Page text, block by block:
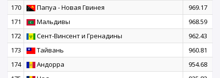
170
Папуа - Новая Гвинея
969.17
171
Мальдивы
968.59
172
Сент-Винсент и Гренадины
962.43
173
Тайвань
960.81
174
Андорра
954.68